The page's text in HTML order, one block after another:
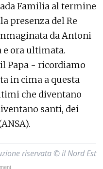
Familia al termine
presenza del Re
da Antoni
e ora ultimata.
Papa - ricordiamo
in cima a questa
che diventano
santi, dei
riservata © il Nord Est